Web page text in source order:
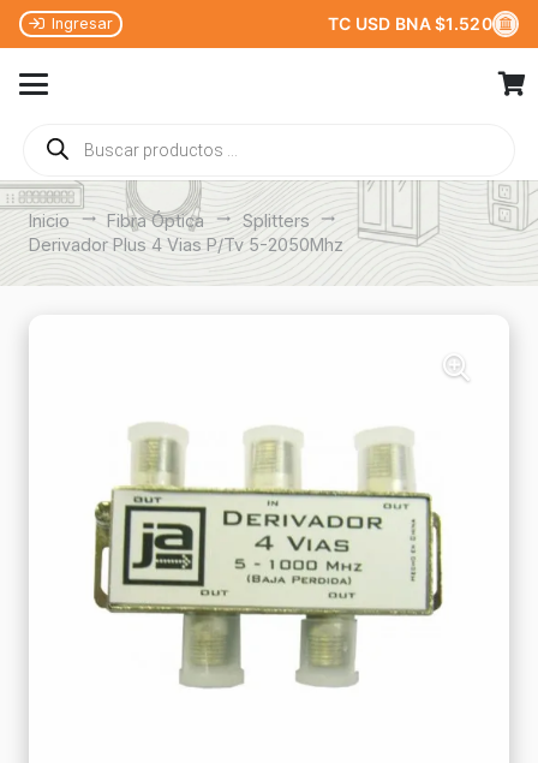
Ingresar TC USD BNA $1.520
Búsqueda
de
productos
Inicio trending_flat Fibra Óptica trending_flat Splitters trending_flat
Derivador Plus 4 Vias P/Tv 5-2050Mhz